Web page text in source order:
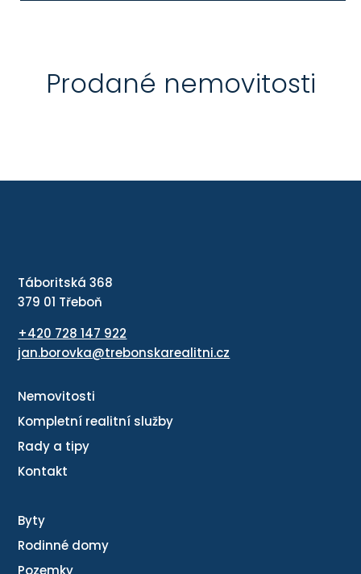
Prodané nemovitosti
Táboritská 368
379 01 Třeboň
+420 728 147 922
jan.borovka@trebonskarealitni.cz
Nemovitosti
Kompletní realitní služby
Rady a tipy
Kontakt
Byty
Rodinné domy
Pozemky